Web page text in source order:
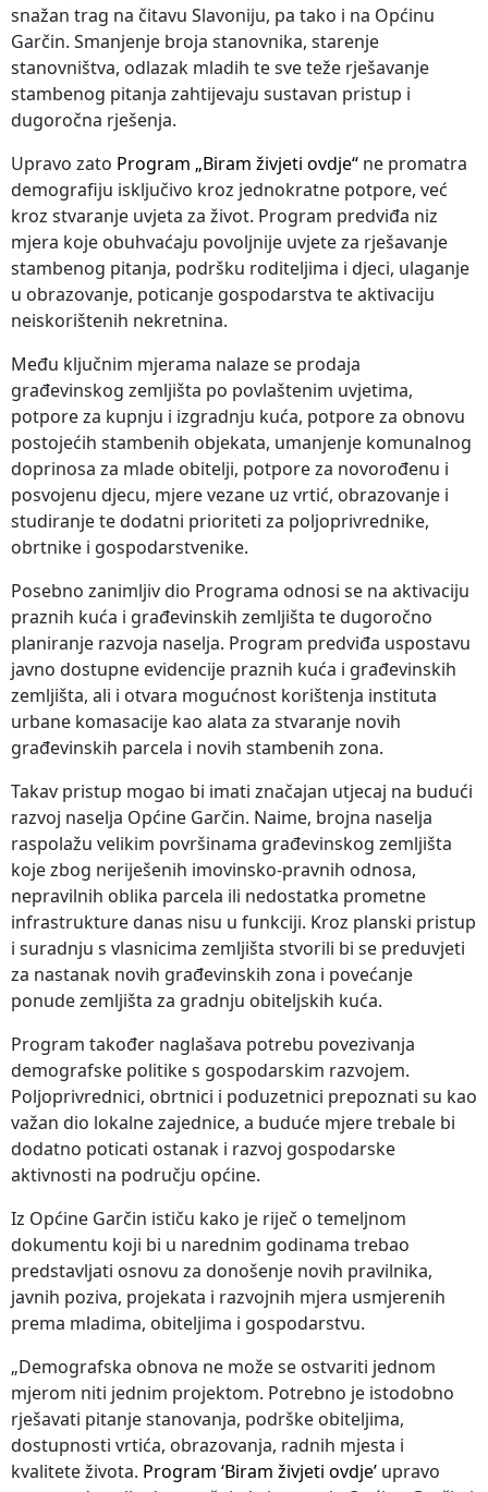
snažan trag na čitavu Slavoniju, pa tako i na Općinu
Garčin. Smanjenje broja stanovnika, starenje
stanovništva, odlazak mladih te sve teže rješavanje
stambenog pitanja zahtijevaju sustavan pristup i
dugoročna rješenja.
Upravo zato Program „Biram živjeti ovdje“ ne promatra
demografiju isključivo kroz jednokratne potpore, već
kroz stvaranje uvjeta za život. Program predviđa niz
mjera koje obuhvaćaju povoljnije uvjete za rješavanje
stambenog pitanja, podršku roditeljima i djeci, ulaganje
u obrazovanje, poticanje gospodarstva te aktivaciju
neiskorištenih nekretnina.
Među ključnim mjerama nalaze se prodaja
građevinskog zemljišta po povlaštenim uvjetima,
potpore za kupnju i izgradnju kuća, potpore za obnovu
postojećih stambenih objekata, umanjenje komunalnog
doprinosa za mlade obitelji, potpore za novorođenu i
posvojenu djecu, mjere vezane uz vrtić, obrazovanje i
studiranje te dodatni prioriteti za poljoprivrednike,
obrtnike i gospodarstvenike.
Posebno zanimljiv dio Programa odnosi se na aktivaciju
praznih kuća i građevinskih zemljišta te dugoročno
planiranje razvoja naselja. Program predviđa uspostavu
javno dostupne evidencije praznih kuća i građevinskih
zemljišta, ali i otvara mogućnost korištenja instituta
urbane komasacije kao alata za stvaranje novih
građevinskih parcela i novih stambenih zona.
Takav pristup mogao bi imati značajan utjecaj na budući
razvoj naselja Općine Garčin. Naime, brojna naselja
raspolažu velikim površinama građevinskog zemljišta
koje zbog neriješenih imovinsko-pravnih odnosa,
nepravilnih oblika parcela ili nedostatka prometne
infrastrukture danas nisu u funkciji. Kroz planski pristup
i suradnju s vlasnicima zemljišta stvorili bi se preduvjeti
za nastanak novih građevinskih zona i povećanje
ponude zemljišta za gradnju obiteljskih kuća.
Program također naglašava potrebu povezivanja
demografske politike s gospodarskim razvojem.
Poljoprivrednici, obrtnici i poduzetnici prepoznati su kao
važan dio lokalne zajednice, a buduće mjere trebale bi
dodatno poticati ostanak i razvoj gospodarske
aktivnosti na području općine.
Iz Općine Garčin ističu kako je riječ o temeljnom
dokumentu koji bi u narednim godinama trebao
predstavljati osnovu za donošenje novih pravilnika,
javnih poziva, projekata i razvojnih mjera usmjerenih
prema mladima, obiteljima i gospodarstvu.
„Demografska obnova ne može se ostvariti jednom
mjerom niti jednim projektom. Potrebno je istodobno
rješavati pitanje stanovanja, podrške obiteljima,
dostupnosti vrtića, obrazovanja, radnih mjesta i
kvalitete života. Program ‘Biram živjeti ovdje’ upravo